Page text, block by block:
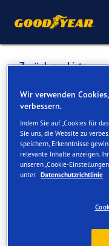
Zurück zur Liste
Pneu
Dienste online und
Kontakt
Wir verwenden
verbessern.
Indem Sie auf „Cookies für
Sie uns, die Website zu
speichern, Erkenntnisse
relevante Inhalte anzeigen.
unseren „Cookie-
unter Datenschutzrichtlinie